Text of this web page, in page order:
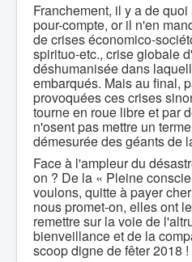
Franchement, il y a de
pour-compte, or il n'en
de crises économico-
spirituo-etc., crise globale
déshumanisée dans
embarqués. Mais au final,
provoquées ces crises
tourne en roue libre et par
n'osent pas mettre un
démesurée des géants de
Face à l'ampleur du
on ? De la « Pleine
voulons, quitte à payer
nous promet-on, elles ont
remettre sur la voie de
bienveillance et de la
scoop digne de fêter 2018 !